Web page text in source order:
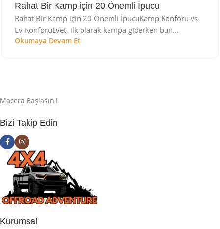
Rahat Bir Kamp için 20 Önemli İpucu
Rahat Bir Kamp için 20 Önemli İpucuKamp Konforu vs
Ev KonforuEvet, ilk olarak kampa giderken bun...
Okumaya Devam Et
Macera Başlasın !
Bizi Takip Edin
Kurumsal